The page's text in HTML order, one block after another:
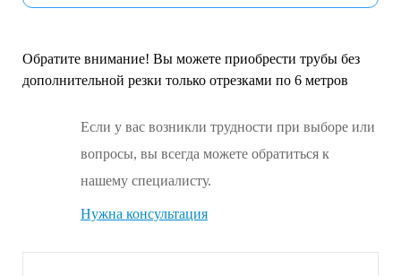
Обратите внимание! Вы можете приобрести трубы без
дополнительной резки только отрезками по 6 метров
Если у вас возникли трудности при выборе или
вопросы, вы всегда можете обратиться к
нашему специалисту.
Нужна консультация